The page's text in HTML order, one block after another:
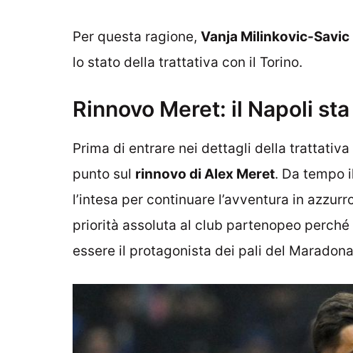
Per questa ragione, Vanja Milinkovic-Savic
lo stato della trattativa con il Torino.
Rinnovo Meret: il Napoli
Prima di entrare nei dettagli della
punto sul rinnovo di Alex Meret. Da tempo
l’intesa per continuare l’avventura in
priorità assoluta al club partenopeo
essere il protagonista dei pali del